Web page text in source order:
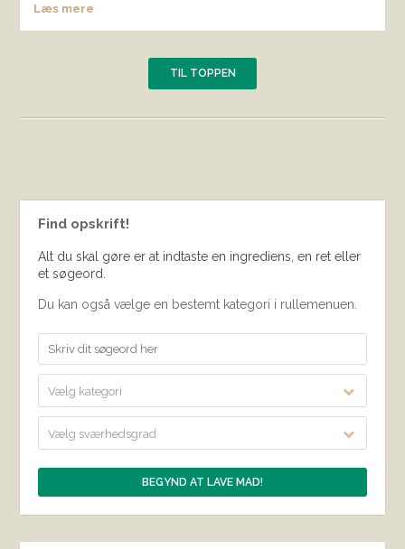
Læs mere
TIL TOPPEN
Find opskrift!
Alt du skal gøre er at indtaste en ingrediens, en ret eller
et søgeord.
Du kan også vælge en bestemt kategori i rullemenuen.
Vælg kategori
Vælg sværhedsgrad